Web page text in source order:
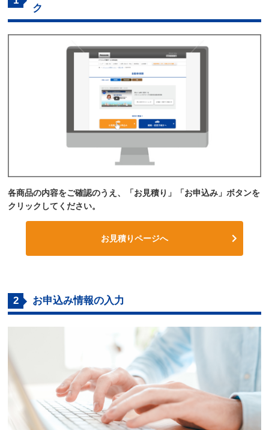
ク
各商品の内容をご確認のうえ、「お見積り」「お申込み」ボタンを
クリックしてください。
お見積りページへ
2 お申込み情報の入力